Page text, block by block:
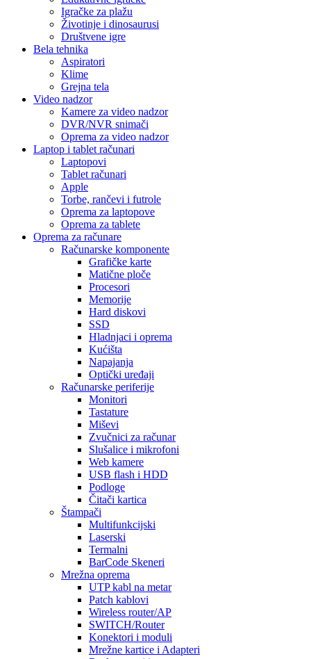
Igračke za plažu
Životinje i dinosaurusi
Društvene igre
Bela tehnika
Aspiratori
Klime
Grejna tela
Video nadzor
Kamere za video nadzor
DVR/NVR snimači
Oprema za video nadzor
Laptop i tablet računari
Laptopovi
Tablet računari
Apple
Torbe, rančevi i futrole
Oprema za laptopove
Oprema za tablete
Oprema za računare
Računarske komponente
Grafičke karte
Matične ploče
Procesori
Memorije
Hard diskovi
SSD
Hladnjaci i oprema
Kućišta
Napajanja
Optički uređaji
Računarske periferije
Monitori
Tastature
Miševi
Zvučnici za računar
Slušalice i mikrofoni
Web kamere
USB flash i HDD
Podloge
Čitači kartica
Štampači
Multifunkcijski
Laserski
Termalni
BarCode Skeneri
Mrežna oprema
UTP kabl na metar
Patch kablovi
Wireless router/AP
SWITCH/Router
Konektori i moduli
Mrežne kartice i Adapteri